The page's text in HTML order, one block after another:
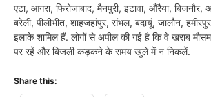
एटा, आगरा, फिरोजाबाद, मैनपुरी, इटावा, औरैया, बिजनौर,
बरेली, पीलीभीत, शाहजहांपुर, संभल, बदायूं, जालौन,
इलाके शामिल हैं. लोगों से अपील की गई है कि वे खराब मौसम
पर रहें और बिजली कड़कने के समय खुले में न निकलें.
Share this: